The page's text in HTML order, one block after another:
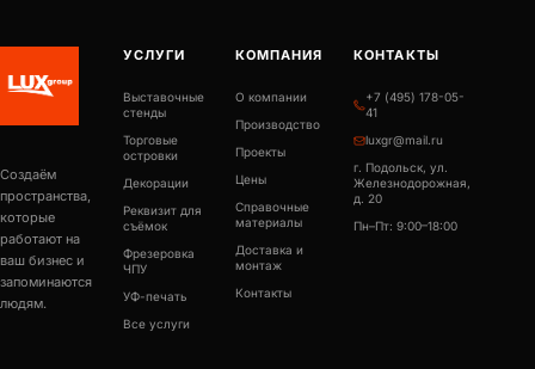
Создаём
пространства,
которые
работают на
ваш бизнес и
запоминаются
людям.
УСЛУГИ
Выставочные
стенды
Торговые
островки
Декорации
Реквизит для
съёмок
Фрезеровка
ЧПУ
УФ-печать
Все услуги
КОМПАНИЯ
О компании
Производство
Проекты
Цены
Справочные
материалы
Доставка и
монтаж
Контакты
КОНТАКТЫ
+7 (495) 178-05-
41
luxgr@mail.ru
г. Подольск, ул.
Железнодорожная,
д. 20
Пн–Пт: 9:00–18:00